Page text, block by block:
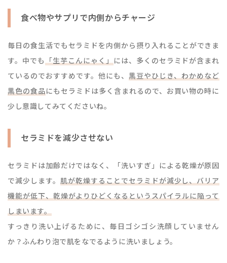
食べ物やサプリで内側からチャージ
毎日の食生活でもセラミドを内側から摂り入れることができま
す。中でも「生芋こんにゃく」には、多くのセラミドが含まれ
ているのでおすすめです。他にも、黒豆やひじき、わかめなど
黒色の食品にもセラミドは多く含まれるので、お買い物の時に
少し意識してみてくださいね。
セラミドを減少させない
セラミドは加齢だけではなく、「洗いすぎ」による乾燥が原因
で減少します。 肌が乾燥することでセラミドが減少し、バリア
機能が低下、乾燥がよりひどくなるというスパイラルに陥って
しまいます。
すっきり洗い上げるために、毎日ゴシゴシ洗顔していません
か？ふんわり泡で肌をなでるように洗いましょう。